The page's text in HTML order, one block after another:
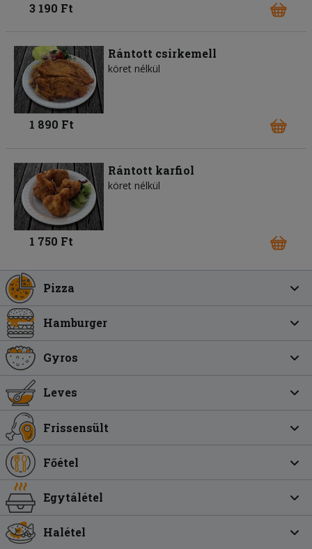
3 190 Ft
Rántott csirkemell
köret nélkül
1 890 Ft
Rántott karfiol
köret nélkül
1 750 Ft
Pizza
Hamburger
Gyros
Leves
Frissensült
Főétel
Egytálétel
Halétel